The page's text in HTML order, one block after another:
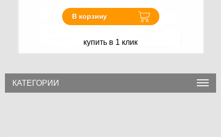
В корзину
купить в 1 клик
КАТЕГОРИИ